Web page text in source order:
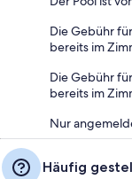
Die Gebühr
bereits im
Die Gebühr
bereits im
Nur
Häufig